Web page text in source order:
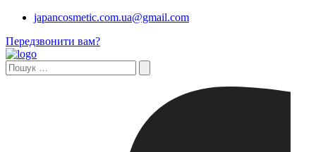
japancosmetic.com.ua@gmail.com
Передзвонити вам?